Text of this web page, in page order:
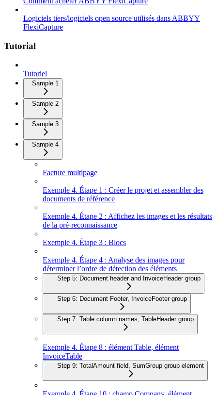
Logiciels tiers/logiciels open source utilisés dans ABBYY
FlexiCapture
Tutorial
Tutoriel
Sample 1
Sample 2
Sample 3
Sample 4
Facture multipage
Exemple 4. Étape 1 : Créer le projet et assembler des
documents de référence
Exemple 4. Étape 2 : Affichez les images et les résultats
de la pré-reconnaissance
Exemple 4. Étape 3 : Blocs
Exemple 4. Étape 4 : Analyse des images pour
déterminer l’ordre de détection des éléments
Step 5: Document header and InvoiceHeader group
Step 6: Document Footer, InvoiceFooter group
Step 7: Table column names, TableHeader group
Exemple 4. Étape 8 : élément Table, élément
InvoiceTable
Step 9: TotalAmount field, SumGroup group element